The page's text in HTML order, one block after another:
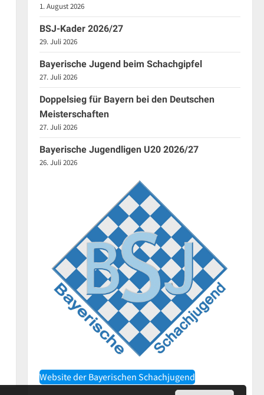
1. August 2026
BSJ-Kader 2026/27
29. Juli 2026
Bayerische Jugend beim Schachgipfel
27. Juli 2026
Doppelsieg für Bayern bei den Deutschen
Meisterschaften
27. Juli 2026
Bayerische Jugendligen U20 2026/27
26. Juli 2026
Website der Bayerischen Schachjugend